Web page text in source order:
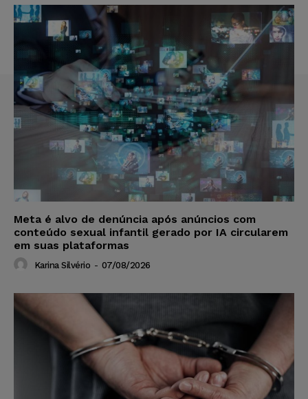
Meta é alvo de denúncia após anúncios com
conteúdo sexual infantil gerado por IA circularem
em suas plataformas
Karina Silvério - 07/08/2026